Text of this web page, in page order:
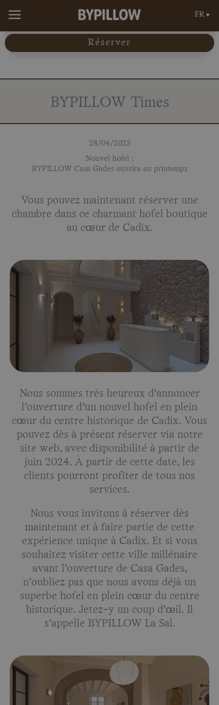
FR
Réserver
BYPILLOW Times
28/04/2023
Nouvel hôtel :
BYPILLOW Casa Gades ouvrira au printemps
Vous pouvez maintenant réserver une
chambre dans ce charmant hôtel boutique
au cœur de Cadix.
Nous sommes très heureux d’annoncer
l’ouverture d’un nouvel hôtel en plein
cœur du centre historique de Cadix. Vous
pouvez dès à présent réserver via notre
site web, avec disponibilité à partir de
juin 2024. À partir de cette date, les
clients pourront profiter de tous nos
services.
Nous vous invitons à réserver dès
maintenant et à faire partie de cette
expérience unique à Cadix. Et si vous
souhaitez visiter cette ville millénaire
avant l’ouverture de Casa Gades,
n’oubliez pas que nous avons déjà un
superbe hôtel en plein cœur du centre
historique. Jetez-y un coup d’œil. Il
s’appelle BYPILLOW La Sal.